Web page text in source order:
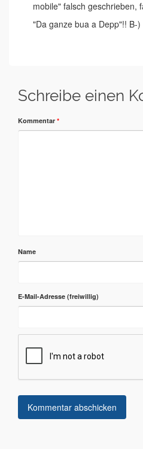
mobile" falsch geschrieben,
"Da ganze bua a Depp"!! B-)
Schreibe einen
Kommentar *
Name
E-Mail-Adresse